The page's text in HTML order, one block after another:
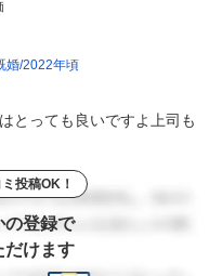
婚 2022年頃
とっても良いですよ上司も
投稿OK！
の登録で
だけます